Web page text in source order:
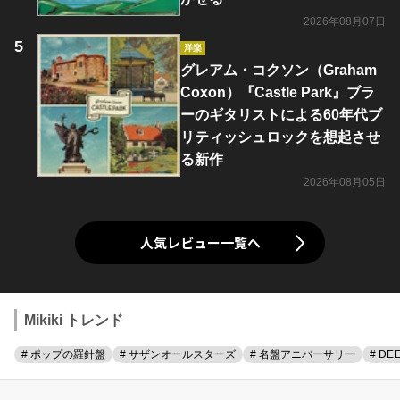
2026年08月07日
洋楽
グレアム・コクソン（Graham
Coxon）『Castle Park』ブラ
ーのギタリストによる60年代ブ
リティッシュロックを想起させ
る新作
2026年08月05日
人気レビュー一覧へ
Mikiki トレンド
# ポップの羅針盤 # サザンオールスターズ # 名盤アニバーサリー #